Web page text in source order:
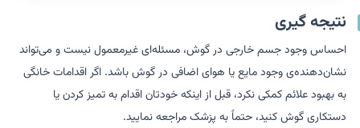
نتیجه گیری
احساس وجود جسم خارجی در گوش، مسئله‌ای غیرمعمول نیست و می‌تواند
نشان‌دهنده‌ی وجود مایع یا هوای اضافی در گوش باشد. اگر اقدامات خانگی
به بهبود علائم کمکی نکرد، قبل از اینکه خودتان اقدام به تمیز کردن یا
دستکاری گوش کنید، حتماً به پزشک مراجعه نمایید.